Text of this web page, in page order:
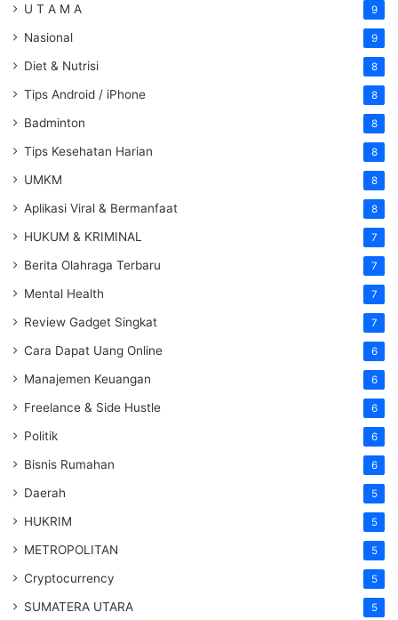
U T A M A 9
Nasional 9
Diet & Nutrisi 8
Tips Android / iPhone 8
Badminton 8
Tips Kesehatan Harian 8
UMKM 8
Aplikasi Viral & Bermanfaat 8
HUKUM & KRIMINAL 7
Berita Olahraga Terbaru 7
Mental Health 7
Review Gadget Singkat 7
Cara Dapat Uang Online 6
Manajemen Keuangan 6
Freelance & Side Hustle 6
Politik 6
Bisnis Rumahan 6
Daerah 5
HUKRIM 5
METROPOLITAN 5
Cryptocurrency 5
SUMATERA UTARA 5